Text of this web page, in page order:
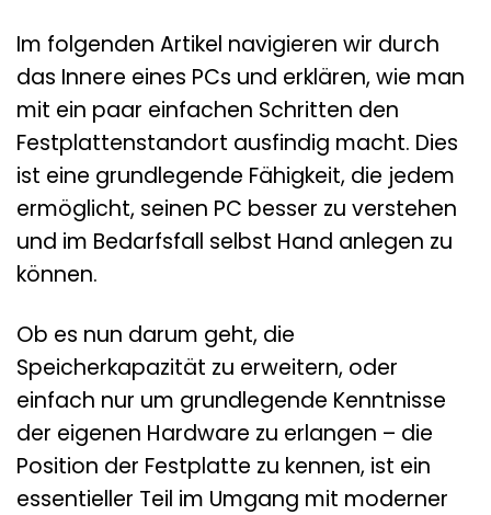
Im folgenden Artikel navigieren wir durch
das Innere eines PCs und erklären, wie man
mit ein paar einfachen Schritten den
Festplattenstandort ausfindig macht. Dies
ist eine grundlegende Fähigkeit, die jedem
ermöglicht, seinen PC besser zu verstehen
und im Bedarfsfall selbst Hand anlegen zu
können.
Ob es nun darum geht, die
Speicherkapazität zu erweitern, oder
einfach nur um grundlegende Kenntnisse
der eigenen Hardware zu erlangen – die
Position der Festplatte zu kennen, ist ein
essentieller Teil im Umgang mit moderner